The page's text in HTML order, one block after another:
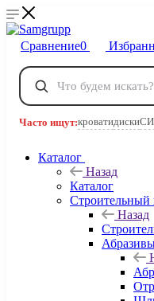
Сравнение0
Телефоны
8 800 222-40-09
Часто ищут:кроватидиски
Каталог
Назад
Каталог
Строительный
Назад